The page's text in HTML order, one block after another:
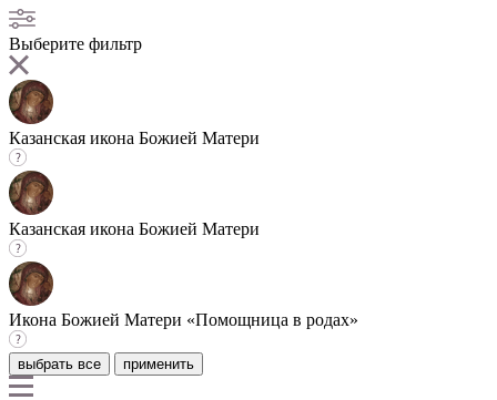
Выберите фильтр
Казанская икона Божией Матери
Казанская икона Божией Матери
Икона Божией Матери «Помощница в родах»
выбрать все применить